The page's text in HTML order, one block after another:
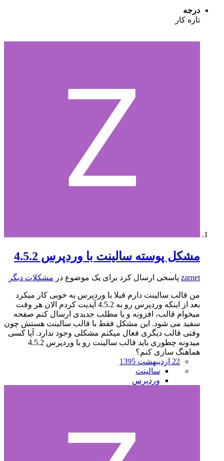
درجه
تازه کار
مشکل پوسته سالینت با وردپرس 4.5.2
zarnet پاسخی ارسال کرد برای یک موضوع در مشکلات دیگر
من قالب سالینت دارم قبلا با وردپرس به خوبی کار میکرد
بعد از اینکه وردپرس رو به 4.5.2 آپدیت کردم الان هر وقت
میخوام قالب، افزونه و یا مطلب جدیدی ارسال کنم صفحه
سفید می شود. این مشکل فقط با قالب سالینت هستش چون
وقتی قالب دیگری فعال میکنم مشکلی وجود ندارد. آیا کسی
میدونه چطوری باید قالب سالینت رو با وردپرس 4.5.2
هماهنگ سازی کنم؟
22 اردیبهشت 1395
سالینت
وردپرس